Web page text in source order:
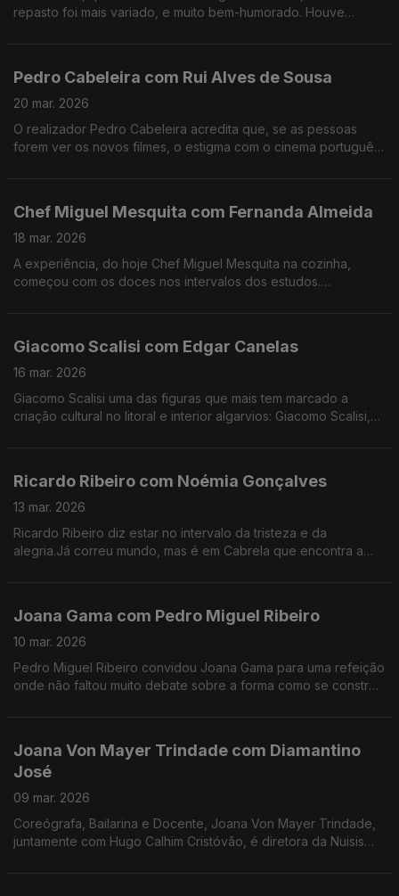
repasto foi mais variado, e muito bem-humorado. Houve
Pedro Cabeleira com Rui Alves de Sousa
20 mar. 2026
O realizador Pedro Cabeleira acredita que, se as pessoas
forem ver os novos filmes, o estigma com o cinema português
Chef Miguel Mesquita com Fernanda Almeida
18 mar. 2026
A experiência, do hoje Chef Miguel Mesquita na cozinha,
começou com os doces nos intervalos dos estudos.
Giacomo Scalisi com Edgar Canelas
16 mar. 2026
Giacomo Scalisi uma das figuras que mais tem marcado a
criação cultural no litoral e interior algarvios: Giacomo Scalisi,
Ricardo Ribeiro com Noémia Gonçalves
13 mar. 2026
Ricardo Ribeiro diz estar no intervalo da tristeza e da
alegria.Já correu mundo, mas é em Cabrela que encontra a
Joana Gama com Pedro Miguel Ribeiro
10 mar. 2026
Pedro Miguel Ribeiro convidou Joana Gama para uma refeição
onde não faltou muito debate sobre a forma como se constrói
Joana Von Mayer Trindade com Diamantino
José
09 mar. 2026
Coreógrafa, Bailarina e Docente, Joana Von Mayer Trindade,
juntamente com Hugo Calhim Cristóvão, é diretora da Nuisis